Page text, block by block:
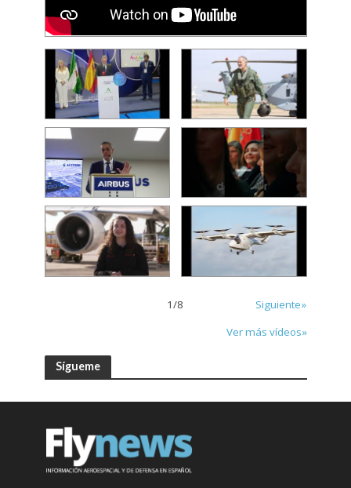
1/8
Siguiente»
Ver más vídeos»
Sígueme